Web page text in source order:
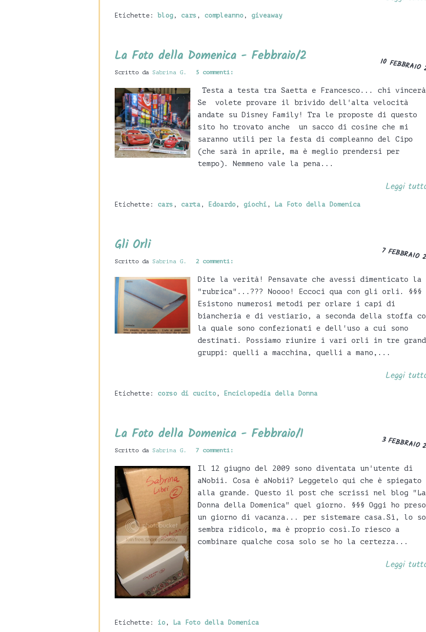
Etichette: blog , cars , compleanno , giveaway
10
La Foto della Domenica - Febbraio/2
Scritto da Sabrina G. 5 commenti:
Testa a testa tra Saetta e Francesco... chi
Se volete provare il brivido dell'alta velocità
andate su Disney Family! Tra le proposte di questo
sito ho trovato anche un sacco di cosine che mi
saranno utili per la festa di compleanno del Cipo
(che sarà in aprile, ma è meglio prendersi per
tempo). Nemmeno vale la pena...
Leggi
Etichette: cars , carta , Edoardo , giochi , La Foto della Domenica
7 FEBBRAIO
Gli Orli
Scritto da Sabrina G. 2 commenti:
Dite la verità! Pensavate che avessi dimenticato la
"rubrica"...??? Noooo! Eccoci qua con gli orli. §§§
Esistono numerosi metodi per orlare i capi di
biancheria e di vestiario, a seconda della stoffa
la quale sono confezionati e dell'uso a cui sono
destinati. Possiamo riunire i vari orli in tre
gruppi: quelli a macchina, quelli a mano,...
Leggi
Etichette: corso di cucito , Enciclopedia della Donna
3 FEBBRAIO
La Foto della Domenica - Febbraio/1
Scritto da Sabrina G. 7 commenti:
Il 12 giugno del 2009 sono diventata un'utente di
aNobii. Cosa è aNobii? Leggetelo qui che è spiegato
alla grande. Questo il post che scrissi nel blog "La
Donna della Domenica" quel giorno. §§§ Oggi ho preso
un giorno di vacanza... per sistemare casa.Sì, lo
sembra ridicolo, ma è proprio così.Io riesco a
combinare qualche cosa solo se ho la certezza...
Leggi
Etichette: io , La Foto della Domenica